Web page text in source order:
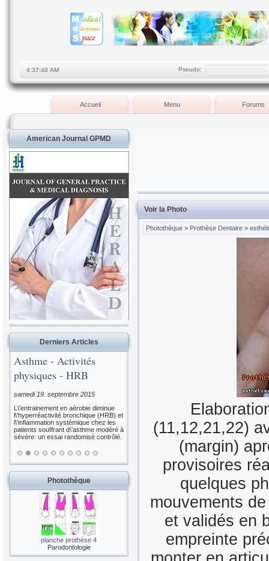
Pseudo:
Accueil Menu Forums
American Journal GPMD
Derniers Articles
Asthme - Activités
physiques - HRB
samedi 19. septembre 2015
L\'entrainement en aérobie diminue
l\'hyperréactivité bronchique (HRB) et
l\'inflammation systémique chez les
patients souffrant d\'asthme modéré à
sévère: un essai randomisé contrôlé.
Photothèque
planche prothése 4
Parodontologie
Voir la Photo
Photothèque > Prothèse Dentaire >
(11,12,21,22)
(margin)
provisoires
quelques
mouvements
et validés en
empreinte